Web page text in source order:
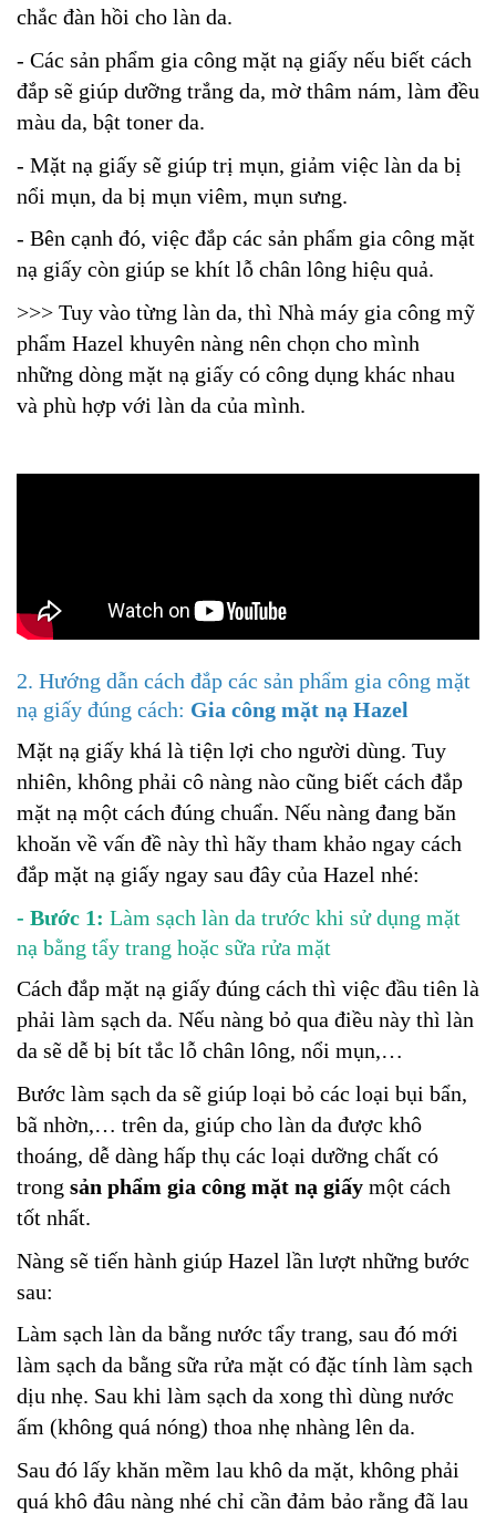
chắc đàn hồi cho làn da.
- Các sản phẩm gia công mặt nạ giấy nếu biết cách
đắp sẽ giúp dưỡng trắng da, mờ thâm nám, làm đều
màu da, bật toner da.
- Mặt nạ giấy sẽ giúp trị mụn, giảm việc làn da bị
nổi mụn, da bị mụn viêm, mụn sưng.
- Bên cạnh đó, việc đắp các sản phẩm gia công mặt
nạ giấy còn giúp se khít lỗ chân lông hiệu quả.
>>> Tuy vào từng làn da, thì Nhà máy gia công mỹ
phẩm Hazel khuyên nàng nên chọn cho mình
những dòng mặt nạ giấy có công dụng khác nhau
và phù hợp với làn da của mình.
2. Hướng dẫn cách đắp các sản phẩm gia công mặt
nạ giấy đúng cách: Gia công mặt nạ Hazel
Mặt nạ giấy khá là tiện lợi cho người dùng. Tuy
nhiên, không phải cô nàng nào cũng biết cách đắp
mặt nạ một cách đúng chuẩn. Nếu nàng đang băn
khoăn về vấn đề này thì hãy tham khảo ngay cách
đắp mặt nạ giấy ngay sau đây của Hazel nhé:
- Bước 1: Làm sạch làn da trước khi sử dụng mặt
nạ bằng tẩy trang hoặc sữa rửa mặt
Cách đắp mặt nạ giấy đúng cách thì việc đầu tiên là
phải làm sạch da. Nếu nàng bỏ qua điều này thì làn
da sẽ dễ bị bít tắc lỗ chân lông, nổi mụn,…
Bước làm sạch da sẽ giúp loại bỏ các loại bụi bẩn,
bã nhờn,… trên da, giúp cho làn da được khô
thoáng, dễ dàng hấp thụ các loại dưỡng chất có
trong sản phẩm gia công mặt nạ giấy một cách
tốt nhất.
Nàng sẽ tiến hành giúp Hazel lần lượt những bước
sau:
Làm sạch làn da bằng nước tẩy trang, sau đó mới
làm sạch da bằng sữa rửa mặt có đặc tính làm sạch
dịu nhẹ. Sau khi làm sạch da xong thì dùng nước
ấm (không quá nóng) thoa nhẹ nhàng lên da.
Sau đó lấy khăn mềm lau khô da mặt, không phải
quá khô đâu nàng nhé chỉ cần đảm bảo rằng đã lau